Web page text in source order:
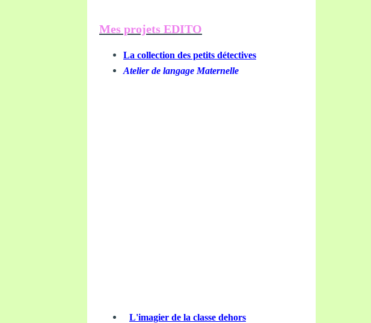
Mes projets EDITO
La collection des petits détectives
Atelier de langage Maternelle
L'imagier de la classe dehors